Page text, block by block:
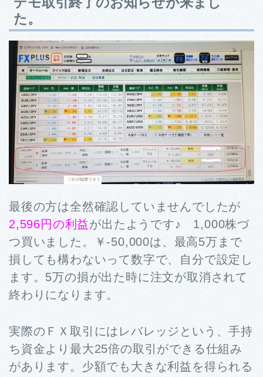
た。
最後の方は全然確認していませんでしたが
2,596円の利益が出たようです♪ 1,000株づ
つ買いました。￥-50,000は、最高5万まで
損しても構わないって数字で、自分で設定し
ます。5万の損が出た時に注文が取消されて
終わりになります。
実際のＦＸ取引にはレバレッジという、手持
ち資金より最大25倍の取引ができる仕組み
があります。少額でも大きな利益を得られる